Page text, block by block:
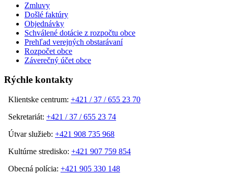
Zmluvy
Došlé faktúry
Objednávky
Schválené dotácie z rozpočtu obce
Prehľad verejných obstarávaní
Rozpočet obce
Záverečný účet obce
Rýchle kontakty
Klientske centrum: +421 / 37 / 655 23 70
Sekretariát: +421 / 37 / 655 23 74
Útvar služieb: +421 908 735 968
Kultúrne stredisko: +421 907 759 854
Obecná polícia: +421 905 330 148